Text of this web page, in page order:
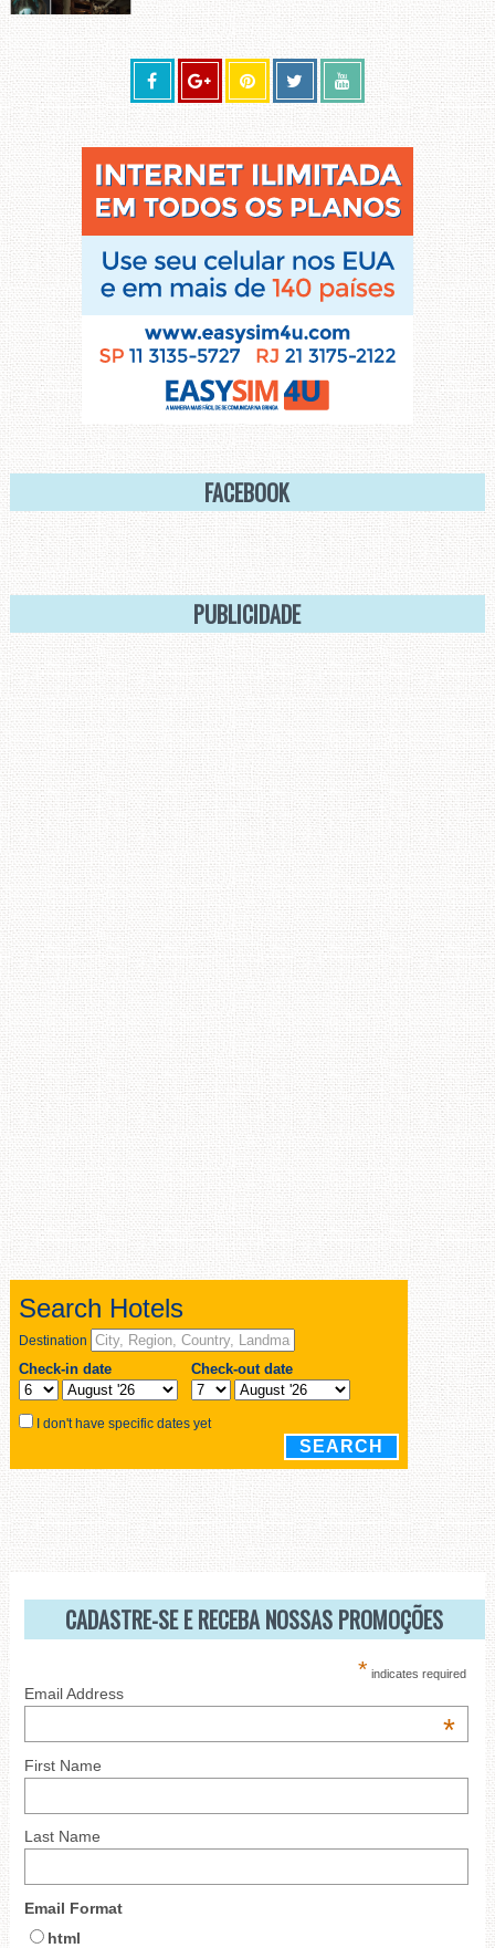
FACEBOOK
PUBLICIDADE
CADASTRE-SE E RECEBA NOSSAS PROMOÇÕES
* indicates required
Email Address
*
First Name
Last Name
Email Format
html